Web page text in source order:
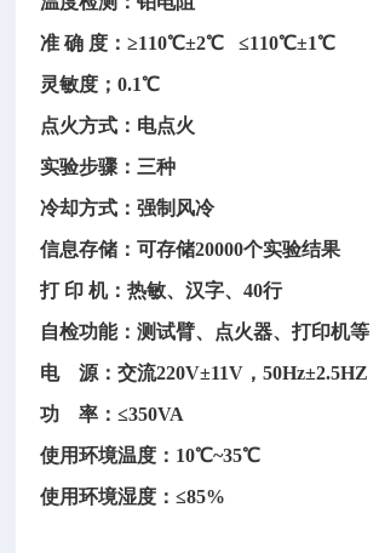
准 确 度：≥110℃±2℃ ≤110℃±1℃
灵敏度；0.1℃
点火方式：电点火
实验步骤：三种
冷却方式：强制风冷
信息存储：可存储20000个实验结果
打 印 机：热敏、汉字、40行
自检功能：测试臂、点火器、打印机等
电源：交流220V±11V，50Hz±2.5HZ
功 率：≤350VA
使用环境温度： 10℃~35℃
使用环境湿度：≤85%